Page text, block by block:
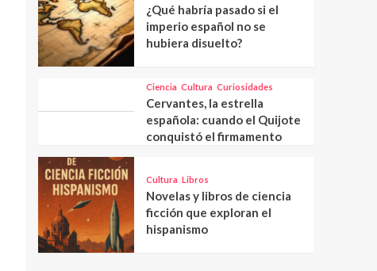
¿Qué habría pasado si el
imperio español no se
hubiera disuelto?
Ciencia Cultura Curiosidades
Cervantes, la estrella
española: cuando el Quijote
conquistó el firmamento
Cultura Libros
Novelas y libros de ciencia
ficción que exploran el
hispanismo